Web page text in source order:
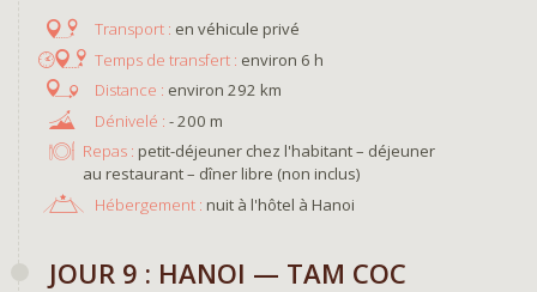
en véhicule privé
environ 6 h
environ 292 km
- 200 m
Repas : petit-déjeuner chez l'habitant – déjeuner
au restaurant – dîner libre (non inclus)
Hébergement : nuit à l'hôtel à Hanoi ​
JOUR 9 : HANOI — TAM COC